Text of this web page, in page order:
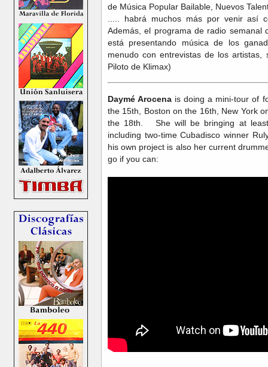
de Música Popular Bailable, Nuevos
..... habrá muchos más por venir así
Además, el programa de radio semanal
está presentando música de los
menudo con entrevistas de los
Piloto de Klimax)
Daymé Arocena is doing a mini-tour of
the 15th, Boston on the 16th, New York
the 18th. She will be bringing at
including two-time Cubadisco winner
his own project is also her current
go if you can: